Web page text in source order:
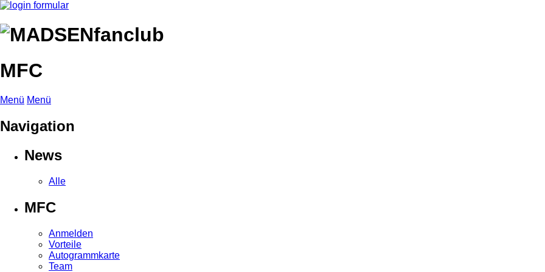
MFC
Menü Menü
Navigation
News
Alle
MFC
Anmelden
Vorteile
Autogrammkarte
Team